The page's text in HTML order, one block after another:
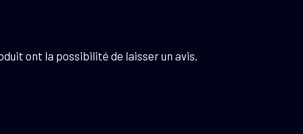
ont la possibilité de laisser un avis.